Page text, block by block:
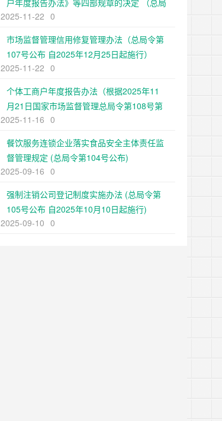
户年度报告办法》等四部规章的决定 （总局
令第108号公布 自2025年12月25日起施
2025-11-22 0
市场监督管理信用修复管理办法（总局令第
107号公布 自2025年12月25日起施行）
2025-11-22 0
个体工商户年度报告办法（根据2025年11
月21日国家市场监督管理总局令第108号第
二次修正）
2025-11-16 0
餐饮服务连锁企业落实食品安全主体责任监
督管理规定 (总局令第104号公布)
2025-09-16 0
强制注销公司登记制度实施办法 (总局令第
105号公布 自2025年10月10日起施行)
2025-09-10 0